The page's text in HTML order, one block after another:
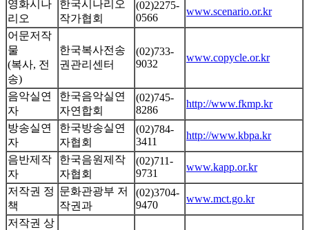
영화시나
리오
한국시나리오
작가협회
(02)2275-
0566
www.scenario.or.kr
어문저작
물
(복사, 전
송)
한국복사전송
권관리센터
(02)733-
9032
www.copycle.or.kr
음악실연
자
한국음악실연
자연합회
(02)745-
8286
http://www.fkmp.kr
방송실연
자
한국방송실연
자협회
(02)784-
3411
http://www.kbpa.kr
음반제작
자
한국음원제작
자협회
(02)711-
9731
www.kapp.or.kr
저작권 정
책
문화관광부 저
작권과
(02)3704-
9470
www.mct.go.kr
저작권 상